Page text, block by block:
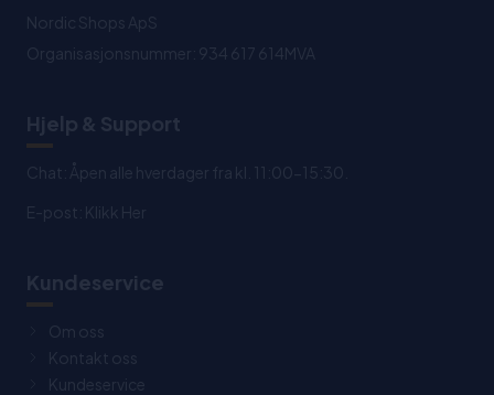
Nordic Shops ApS
Organisasjonsnummer: 934 617 614MVA
Hjelp & Support
Chat: Åpen alle hverdager fra kl. 11:00-15:30.
E-post: Klikk Her
Kundeservice
Om oss
Kontakt oss
Kundeservice